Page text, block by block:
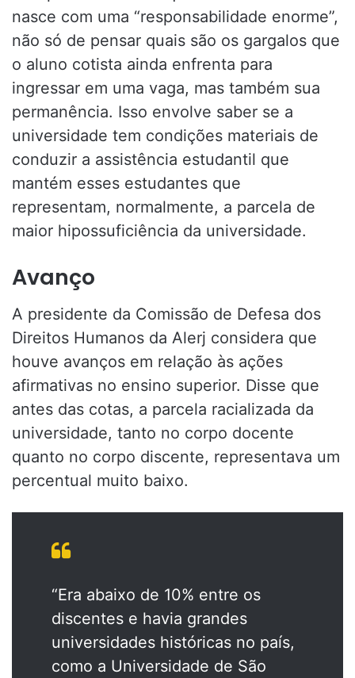
nasce com uma “responsabilidade enorme”,
não só de pensar quais são os gargalos que
o aluno cotista ainda enfrenta para
ingressar em uma vaga, mas também sua
permanência. Isso envolve saber se a
universidade tem condições materiais de
conduzir a assistência estudantil que
mantém esses estudantes que
representam, normalmente, a parcela de
maior hipossuficiência da universidade.
Avanço
A presidente da Comissão de Defesa dos
Direitos Humanos da Alerj considera que
houve avanços em relação às ações
afirmativas no ensino superior. Disse que
antes das cotas, a parcela racializada da
universidade, tanto no corpo docente
quanto no corpo discente, representava um
percentual muito baixo.
“Era abaixo de 10% entre os
discentes e havia grandes
universidades históricas no país,
como a Universidade de São